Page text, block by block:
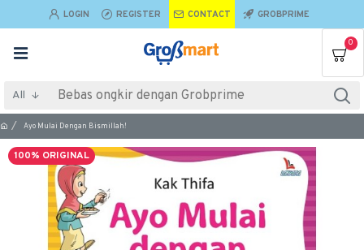
LOGIN REGISTER CONTACT GROBPRIME
0
All
Ayo Mulai Dengan Bismillah!
100% ORIGINAL